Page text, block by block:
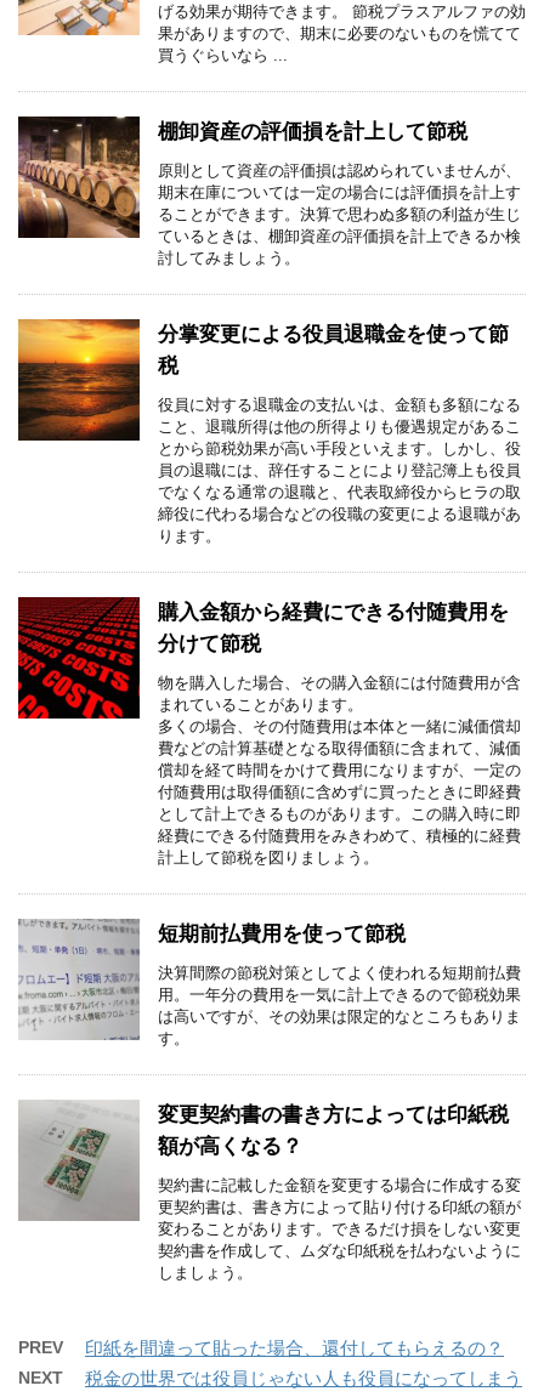
げる効果が期待できます。 節税プラスアルファの効
果がありますので、期末に必要のないものを慌てて
買うぐらいなら ...
棚卸資産の評価損を計上して節税
原則として資産の評価損は認められていませんが、
期末在庫については一定の場合には評価損を計上す
ることができます。決算で思わぬ多額の利益が生じ
ているときは、棚卸資産の評価損を計上できるか検
討してみましょう。
分掌変更による役員退職金を使って節
税
役員に対する退職金の支払いは、金額も多額になる
こと、退職所得は他の所得よりも優遇規定があるこ
とから節税効果が高い手段といえます。しかし、役
員の退職には、辞任することにより登記簿上も役員
でなくなる通常の退職と、代表取締役からヒラの取
締役に代わる場合などの役職の変更による退職があ
ります。
購入金額から経費にできる付随費用を
分けて節税
物を購入した場合、その購入金額には付随費用が含
まれていることがあります。
多くの場合、その付随費用は本体と一緒に減価償却
費などの計算基礎となる取得価額に含まれて、減価
償却を経て時間をかけて費用になりますが、一定の
付随費用は取得価額に含めずに買ったときに即経費
として計上できるものがあります。この購入時に即
経費にできる付随費用をみきわめて、積極的に経費
計上して節税を図りましょう。
短期前払費用を使って節税
決算間際の節税対策としてよく使われる短期前払費
用。一年分の費用を一気に計上できるので節税効果
は高いですが、その効果は限定的なところもありま
す。
変更契約書の書き方によっては印紙税
額が高くなる？
契約書に記載した金額を変更する場合に作成する変
更契約書は、書き方によって貼り付ける印紙の額が
変わることがあります。できるだけ損をしない変更
契約書を作成して、ムダな印紙税を払わないように
しましょう。
PREV 印紙を間違って貼った場合、還付してもらえるの？
NEXT
税金の世界では役員じゃない人も役員になってしまう